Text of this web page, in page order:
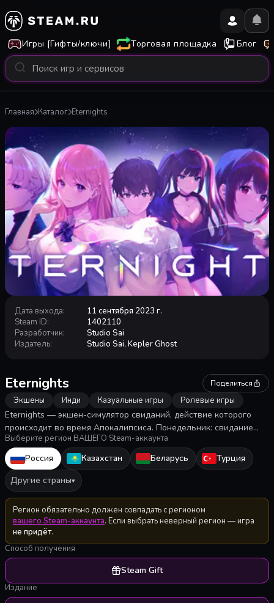
Игры [Гифты/ключи] Торговая площадка Блог
Главная Каталог Eternights
Дата выхода:
11 сентября 2023 г.
Steam ID:
1402110
Разработчик:
Studio Sai
Издатель: Studio Sai, Kepler Ghost
Eternights Поделиться
Экшены Инди Казуальные игры Ролевые игры
Eternights — экшен-симулятор свиданий, действие которого
происходит во время Апокалипсиса. Понедельник: свидание
Вторник: зачистка подземелья Пятница: ужас! Времени мало!
Выберите регион ВАШЕГО Steam-аккаунта
Россия Казахстан Беларусь
Турция
Другие страны▾
Регион обязательно должен совпадать с регионом
вашего Steam-аккаунта. Если выбрать неверный регион — игра
не придёт.
Способ получения
Steam Gift
Издание